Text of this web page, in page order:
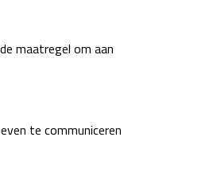
maatregel om aan
te communiceren